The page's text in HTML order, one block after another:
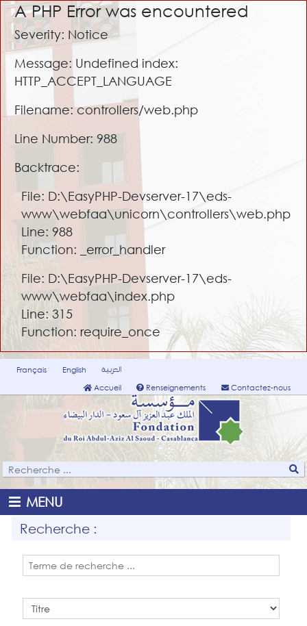
A PHP Error was encountered
Severity: Notice
Message: Undefined index:
HTTP_ACCEPT_LANGUAGE
Filename: controllers/web.php
Line Number: 988
Backtrace:
File: D:\EasyPHP-Devserver-17\eds-
www\webfaa\unicorn\controllers\web.php
Line: 988
Function: _error_handler
File: D:\EasyPHP-Devserver-17\eds-
www\webfaa\index.php
Line: 315
Function: require_once
Français English
العربية
Accueil
Renseignements Contactez-nous
MENU
Recherche :